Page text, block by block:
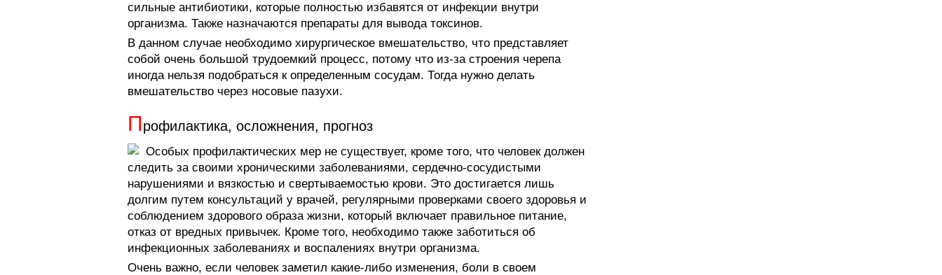
сильные антибиотики, которые полностью избавятся от инфекции внутри
организма. Также назначаются препараты для вывода токсинов.
В данном случае необходимо хирургическое вмешательство, что представляет
собой очень большой трудоемкий процесс, потому что из-за строения черепа
иногда нельзя подобраться к определенным сосудам. Тогда нужно делать
вмешательство через носовые пазухи.
Профилактика, осложнения, прогноз
Особых профилактических мер не существует, кроме того, что человек должен
следить за своими хроническими заболеваниями, сердечно-сосудистыми
нарушениями и вязкостью и свертываемостью крови. Это достигается лишь
долгим путем консультаций у врачей, регулярными проверками своего здоровья и
соблюдением здорового образа жизни, который включает правильное питание,
отказ от вредных привычек. Кроме того, необходимо также заботиться об
инфекционных заболеваниях и воспалениях внутри организма.
Очень важно, если человек заметил какие-либо изменения, боли в своем